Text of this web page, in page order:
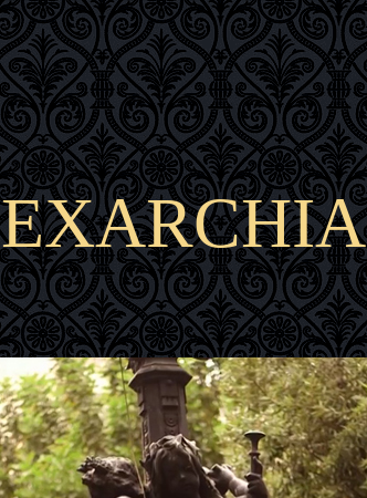
EXARCHIA